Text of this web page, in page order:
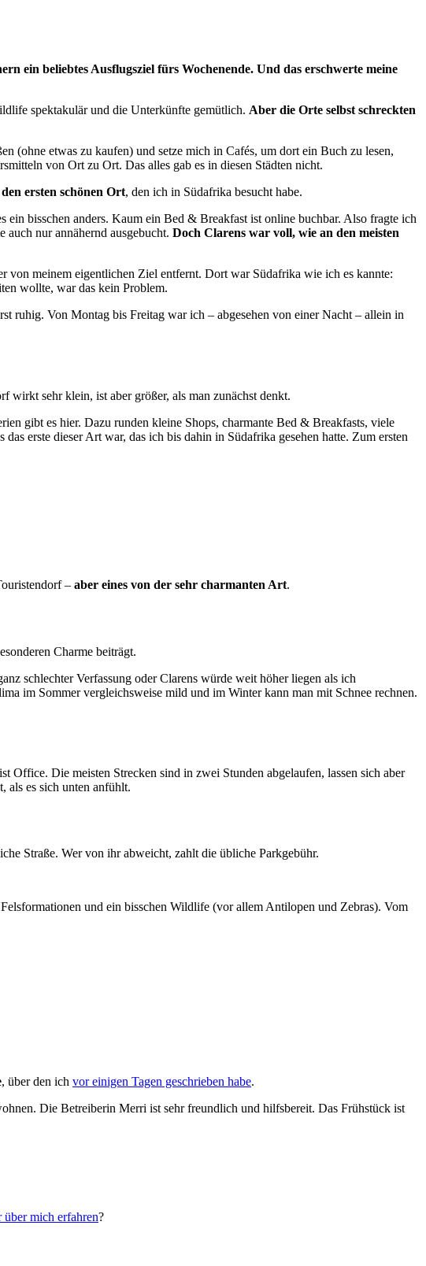
ein beliebtes Ausflugsziel fürs Wochenende. Und das erschwerte meine
spektakulär und die Unterkünfte gemütlich. Aber die Orte selbst schreckten
(ohne etwas zu kaufen) und setze mich in Cafés, um dort ein Buch zu lesen,
von Ort zu Ort. Das alles gab es in diesen Städten nicht.
den ersten schönen Ort, den ich in Südafrika besucht habe.
bisschen anders. Kaum ein Bed & Breakfast ist online buchbar. Also fragte ich
nur annähernd ausgebucht. Doch Clarens war voll, wie an den meisten
von meinem eigentlichen Ziel entfernt. Dort war Südafrika wie ich es kannte:
wollte, war das kein Problem.
ruhig. Von Montag bis Freitag war ich – abgesehen von einer Nacht – allein in
wirkt sehr klein, ist aber größer, als man zunächst denkt.
gibt es hier. Dazu runden kleine Shops, charmante Bed & Breakfasts, viele
erste dieser Art war, das ich bis dahin in Südafrika gesehen hatte. Zum ersten
– aber eines von der sehr charmanten Art.
Charme beiträgt.
schlechter Verfassung oder Clarens würde weit höher liegen als ich
im Sommer vergleichsweise mild und im Winter kann man mit Schnee rechnen.
Office. Die meisten Strecken sind in zwei Stunden abgelaufen, lassen sich aber
als es sich unten anfühlt.
Straße. Wer von ihr abweicht, zahlt die übliche Parkgebühr.
und ein bisschen Wildlife (vor allem Antilopen und Zebras). Vom
, über den ich vor einigen Tagen geschrieben habe.
Die Betreiberin Merri ist sehr freundlich und hilfsbereit. Das Frühstück ist
über mich erfahren?